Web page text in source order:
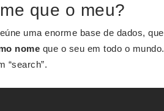
que o meu?
uma enorme base de dados, que
nome que o seu em todo o mundo.
“search”.